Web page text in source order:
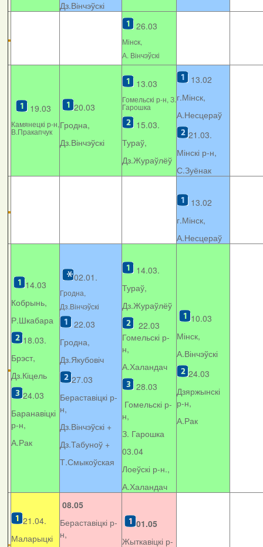
Дз.Вінчэўскі
26.03
Мінcк,
А. Вінчэўскі
19.03
Камянецкі р-н,
В.Пракапчук
20.03
Гродна,
Дз.Вінчэўскі
13.03
Гомельскі р-н, З.
Гарошка
15.03.
Тураў,
Дз.Жураўлёў
13.02
г.Мінск,
А.Несцераў
21.03.
Мінскі р-н,
С.Зуёнак
13.02
г.Мінск,
А.Несцераў
14.03
Кобрынь,
Р.Шкабара
18.03.
Брэст,
Дз.Кіцель
24.03
Баранавіцкі
р-н,
А.Рак
02.01.
Гродна,
Дз.Вінчэўскі
22.03
Гродна,
Дз.Якубовіч
27.03
Бераставіцкі р-
н,
Дз.Вінчэўскі +
Дз.Табуноў +
Т.Смыкоўская
14.03.
Тураў,
Дз.Жураўлёў
22.03
Гомельскі р-
н,
А.Халандач
28.03
Гомельскі р-
н,
З. Гарошка
03.04
Лоеўскі р-н.,
А.Халандач
10.03
Мінск,
А.Вінчэўскі
24.03
Дзяржынскі
р-н,
А.Рак
21.04.
Маларыцкі
08.05
Бераставіцкі р-
н,
01.05
Жыткавіцкі р-